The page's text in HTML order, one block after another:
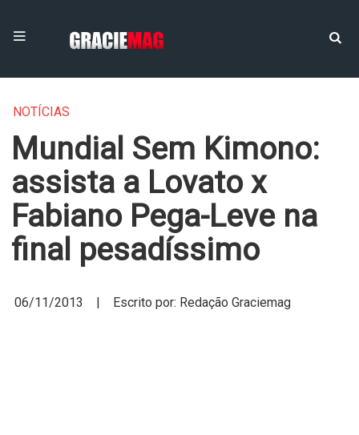
NOTÍCIAS
Mundial Sem Kimono:
assista a Lovato x
Fabiano Pega-Leve na
final pesadíssimo
06/11/2013 | Escrito por: Redação Graciemag